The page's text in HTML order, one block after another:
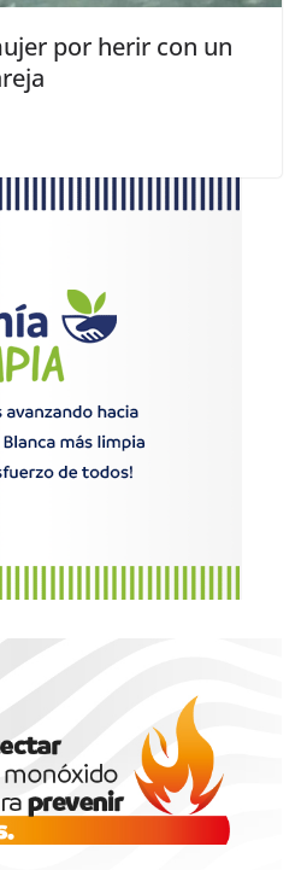
por herir con un